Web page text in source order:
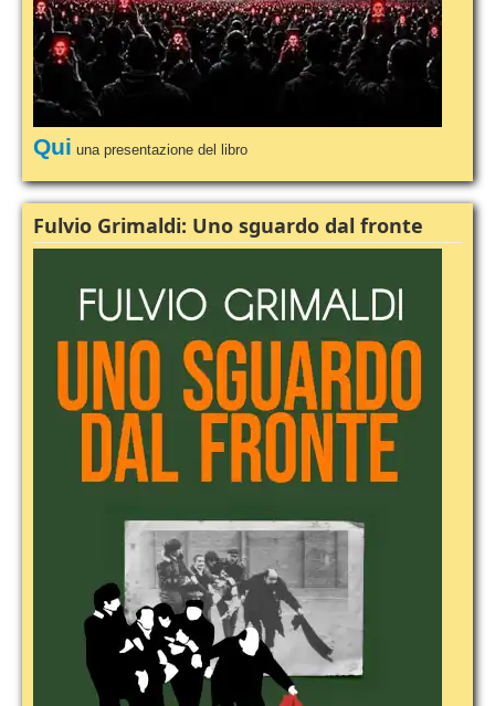
Qui una presentazione del libro
Fulvio Grimaldi: Uno sguardo dal fronte